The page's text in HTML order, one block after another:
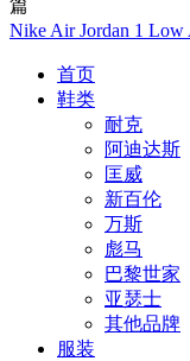
篇
Nike Air Jordan 1
首页
鞋类
耐克
阿迪达斯
匡威
新百伦
万斯
彪马
巴黎世家
亚瑟士
其他品牌
服装